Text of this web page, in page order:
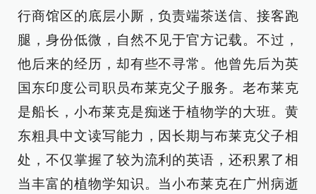
行商馆区的底层小厮，负责端茶送信、接客跑
腿，身份低微，自然不见于官方记载。不过，
他后来的经历，却有些不寻常。他曾先后为英
国东印度公司职员布莱克父子服务。老布莱克
是船长，小布莱克是痴迷于植物学的大班。黄
东粗具中文读写能力，因长期与布莱克父子相
处，不仅掌握了较为流利的英语，还积累了相
当丰富的植物学知识。当小布莱克在广州病逝